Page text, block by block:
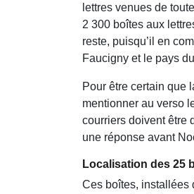
lettres venues de
2 300 boîtes aux
reste, puisqu’il en
Faucigny et le pays
Pour être certain que
mentionner au verso
courriers doivent être
une réponse avant
Localisation des 25
Ces boîtes, installées